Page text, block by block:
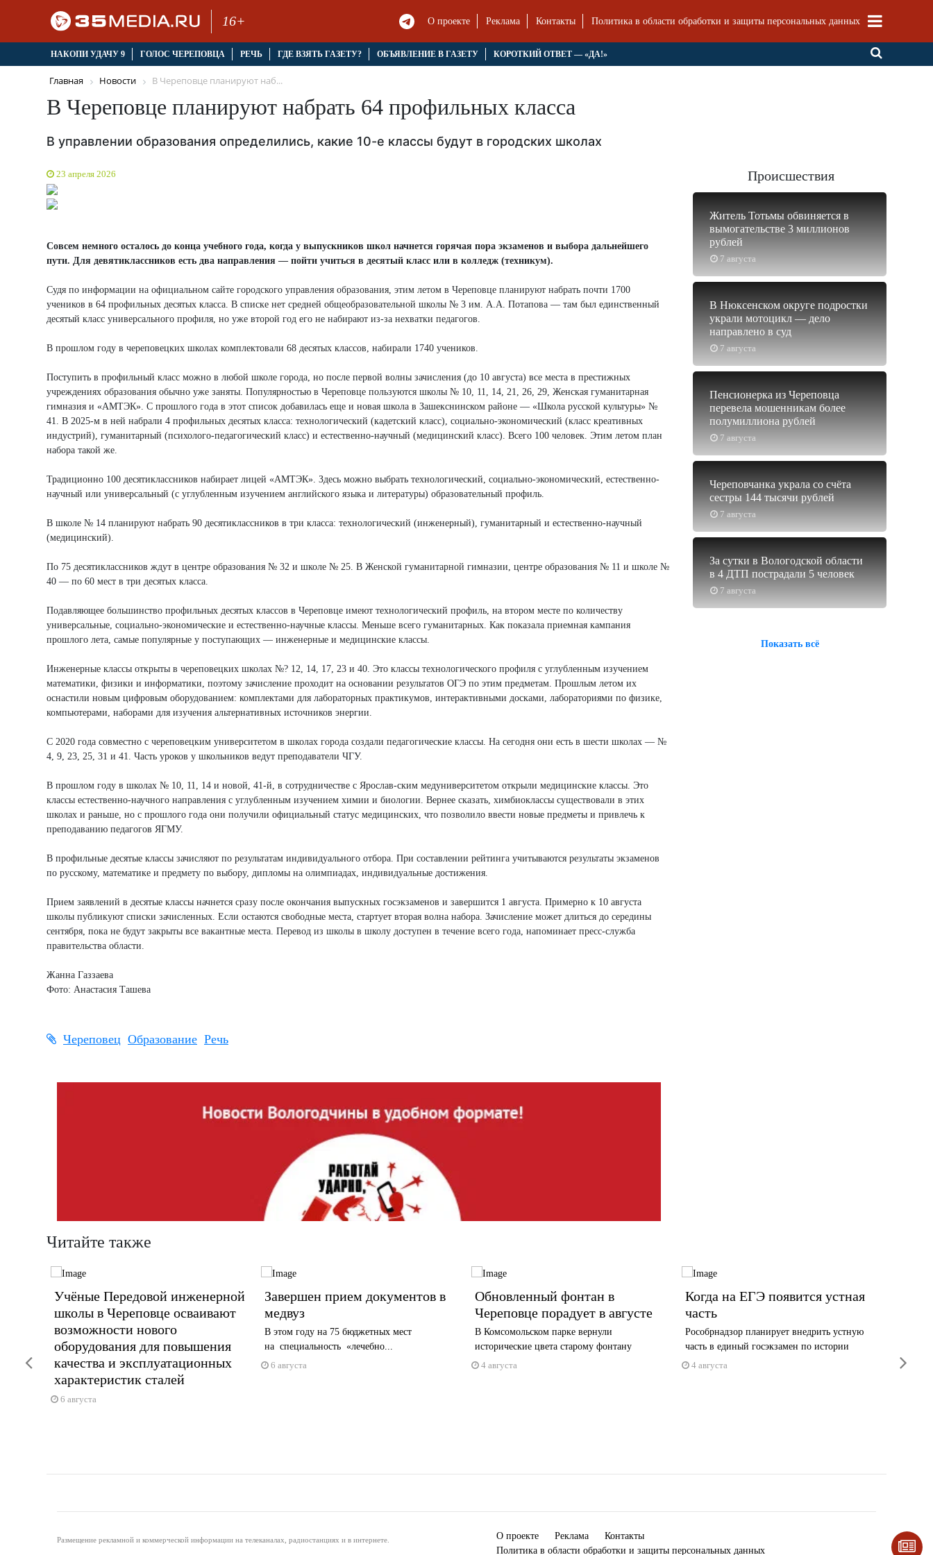
16+ О проекте Реклама Контакты Политика в области обработки и защиты персональных данных
НАКОПИ УДАЧУ 9 ГОЛОС ЧЕРЕПОВЦА РЕЧЬ ГДЕ ВЗЯТЬ ГАЗЕТУ? ОБЪЯВЛЕНИЕ В ГАЗЕТУ КОРОТКИЙ ОТВЕТ — «ДА!»
Главная Новости В Череповце планируют наб...
В Череповце планируют набрать 64 профильных класса
В управлении образования определились, какие 10-е классы будут в городских школах
23 апреля 2026
Совсем немного осталось до конца учебного года, когда у выпускников школ начнется горячая пора экзаменов и выбора дальнейшего
пути. Для девятиклассников есть два направления — пойти учиться в десятый класс или в колледж (техникум).
Судя по информации на официальном сайте городского управления образования, этим летом в Череповце планируют набрать почти 1700
учеников в 64 профильных десятых класса. В списке нет средней общеобразовательной школы № 3 им. А.А. Потапова — там был единственный
десятый класс универсального профиля, но уже второй год его не набирают из-за нехватки педагогов.
В прошлом году в череповецких школах комплектовали 68 десятых классов, набирали 1740 учеников.
Поступить в профильный класс можно в любой школе города, но после первой волны зачисления (до 10 августа) все места в престижных
учреждениях образования обычно уже заняты. Популярностью в Череповце пользуются школы № 10, 11, 14, 21, 26, 29, Женская гуманитарная
гимназия и «АМТЭК». С прошлого года в этот список добавилась еще и новая школа в Зашекснинском районе — «Школа русской культуры» №
41. В 2025-м в ней набрали 4 профильных десятых класса: технологический (кадетский класс), социально-экономический (класс креативных
индустрий), гуманитарный (психолого-педагогический класс) и естественно-научный (медицинский класс). Всего 100 человек. Этим летом план
набора такой же.
Традиционно 100 десятиклассников набирает лицей «АМТЭК». Здесь можно выбрать технологический, социально-экономический, естественно-
научный или универсальный (с углубленным изучением английского языка и литературы) образовательный профиль.
В школе № 14 планируют набрать 90 десятиклассников в три класса: технологический (инженерный), гуманитарный и естественно-научный
(медицинский).
По 75 десятиклассников ждут в центре образования № 32 и школе № 25. В Женской гуманитарной гимназии, центре образования № 11 и школе №
40 — по 60 мест в три десятых класса.
Подавляющее большинство профильных десятых классов в Череповце имеют технологический профиль, на втором месте по количеству
универсальные, социально-экономические и естественно-научные классы. Меньше всего гуманитарных. Как показала приемная кампания
прошлого лета, самые популярные у поступающих — инженерные и медицинские классы.
Инженерные классы открыты в череповецких школах №? 12, 14, 17, 23 и 40. Это классы технологического профиля с углубленным изучением
математики, физики и информатики, поэтому зачисление проходит на основании результатов ОГЭ по этим предметам. Прошлым летом их
оснастили новым цифровым оборудованием: комплектами для лабораторных практикумов, интерактивными досками, лабораториями по физике,
компьютерами, наборами для изучения альтернативных источников энергии.
С 2020 года совместно с череповецким университетом в школах города создали педагогические классы. На сегодня они есть в шести школах — №
4, 9, 23, 25, 31 и 41. Часть уроков у школьников ведут преподаватели ЧГУ.
В прошлом году в школах № 10, 11, 14 и новой, 41-й, в сотрудничестве с Ярослав-ским медуниверситетом открыли медицинские классы. Это
классы естественно-научного направления с углубленным изучением химии и биологии. Вернее сказать, химбиоклассы существовали в этих
школах и раньше, но с прошлого года они получили официальный статус медицинских, что позволило ввести новые предметы и привлечь к
преподаванию педагогов ЯГМУ.
В профильные десятые классы зачисляют по результатам индивидуального отбора. При составлении рейтинга учитываются результаты экзаменов
по русскому, математике и предмету по выбору, дипломы на олимпиадах, индивидуальные достижения.
Прием заявлений в десятые классы начнется сразу после окончания выпускных госэкзаменов и завершится 1 августа. Примерно к 10 августа
школы публикуют списки зачисленных. Если остаются свободные места, стартует вторая волна набора. Зачисление может длиться до середины
сентября, пока не будут закрыты все вакантные места. Перевод из школы в школу доступен в течение всего года, напоминает пресс-служба
правительства области.
Жанна Газзаева
Фото: Анастасия Ташева
Череповец Образование Речь
Происшествия
7 августа
Житель Тотьмы обвиняется в
вымогательстве 3 миллионов
рублей
7 августа
В Нюксенском округе подростки
украли мотоцикл — дело
направлено в суд
7 августа
Пенсионерка из Череповца
перевела мошенникам более
полумиллиона рублей
7 августа
Череповчанка украла со счёта
сестры 144 тысячи рублей
7 августа
За сутки в Вологодской области
в 4 ДТП пострадали 5 человек
Показать всё
Читайте также
Учёные Передовой инженерной
школы в Череповце осваивают
возможности нового
оборудования для повышения
качества и эксплуатационных
характеристик сталей
6 августа
Завершен прием документов в
медвуз
В этом году на 75 бюджетных мест
на специальность «лечебно...
6 августа
Обновленный фонтан в
Череповце порадует в августе
В Комсомольском парке вернули
исторические цвета старому фонтану
4 августа
Когда на ЕГЭ появится устная
часть
Рособрнадзор планирует внедрить устную
часть в единый госэкзамен по истории
4 августа
для
Размещение рекламной и коммерческой информации на телеканалах, радиостанциях и в интернете. О проекте Реклама
Контакты
Политика в области обработки и защиты персональных данных